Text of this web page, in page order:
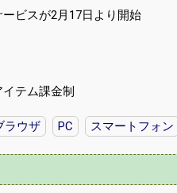
ビスが2月17日より開始
テム課金制
ラウザ PC スマートフォン